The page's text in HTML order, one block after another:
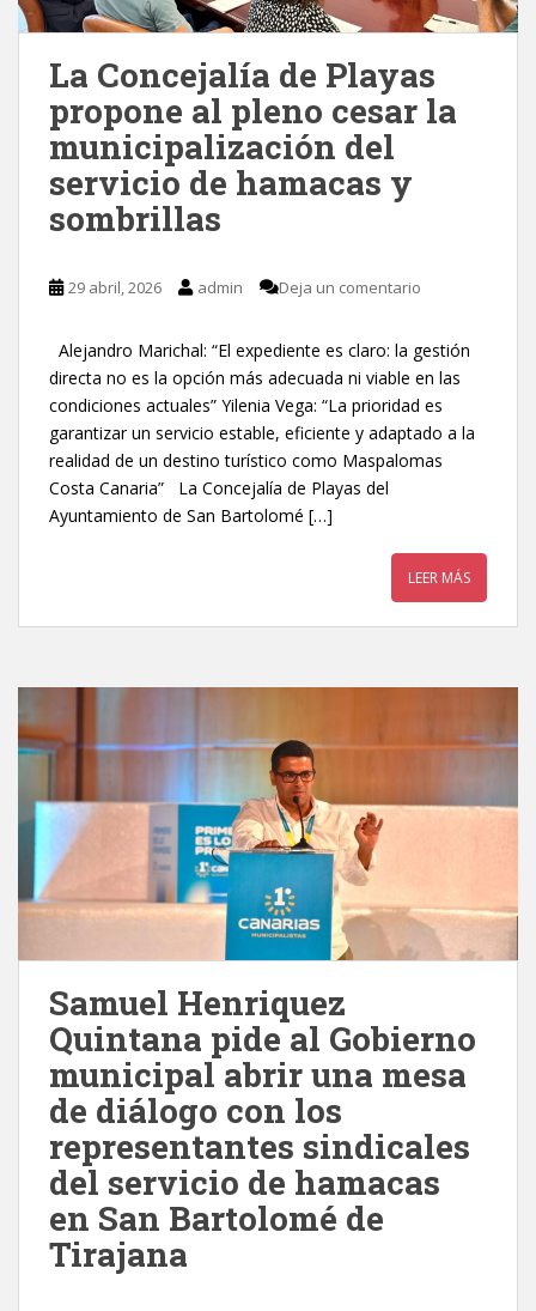
La Concejalía de Playas
propone al pleno cesar la
municipalización del
servicio de hamacas y
sombrillas
29 abril, 2026 admin Deja un comentario
Alejandro Marichal: “El expediente es claro: la gestión
directa no es la opción más adecuada ni viable en las
condiciones actuales” Yilenia Vega: “La prioridad es
garantizar un servicio estable, eficiente y adaptado a la
realidad de un destino turístico como Maspalomas
Costa Canaria” La Concejalía de Playas del
Ayuntamiento de San Bartolomé […]
LEER MÁS
Samuel Henriquez
Quintana pide al Gobierno
municipal abrir una mesa
de diálogo con los
representantes sindicales
del servicio de hamacas
en San Bartolomé de
Tirajana